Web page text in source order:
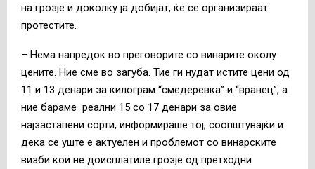
на грозје и доколку ја добијат, ќе се организираат
протестите.
– Нема напредок во преговорите со винарите околу
цените. Ние сме во загуба. Тие ги нудат истите цени од
11 и 13 денари за килограм “смедеревка” и “вранец”, а
ние бараме реални 15 со 17 денари за овие
најзастапени сорти, информираше тој, соопштувајќи и
дека се уште е актуелен и проблемот со винарските
визби кои не доисплатиле грозје од претходни